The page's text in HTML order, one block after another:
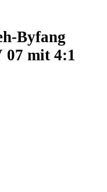
Byfang
07 mit 4:1